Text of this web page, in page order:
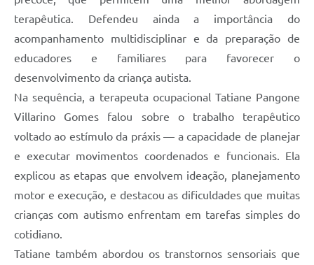
terapêutica. Defendeu ainda a importância do
acompanhamento multidisciplinar e da preparação de
educadores e familiares para favorecer o
desenvolvimento da criança autista.
Na sequência, a terapeuta ocupacional Tatiane Pangone
Villarino Gomes falou sobre o trabalho terapêutico
voltado ao estímulo da práxis — a capacidade de planejar
e executar movimentos coordenados e funcionais. Ela
explicou as etapas que envolvem ideação, planejamento
motor e execução, e destacou as dificuldades que muitas
crianças com autismo enfrentam em tarefas simples do
cotidiano.
Tatiane também abordou os transtornos sensoriais que